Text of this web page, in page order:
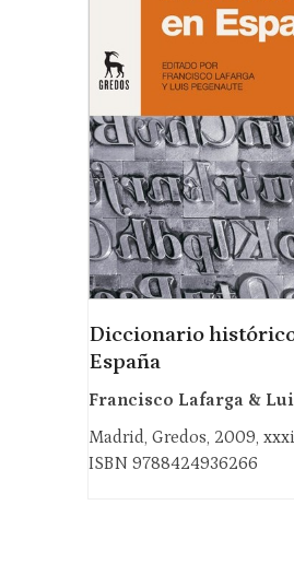
Diccionario
España
Francisco Lafarga &
Madrid, Gredos, 2009,
ISBN 9788424936266